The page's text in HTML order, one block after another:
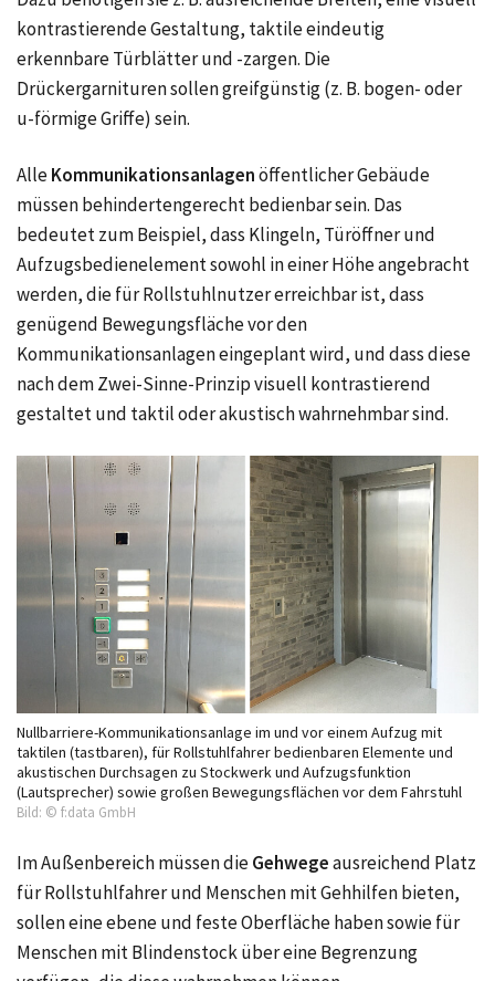
kontrastierende Gestaltung, taktile eindeutig
erkennbare Türblätter und -zargen. Die
Drückergarnituren sollen greifgünstig(z. B. bogen- oder
u-förmige Griffe) sein.
AlleKommunikationsanlagenöffentlicher Gebäude
müssen behindertengerecht bedienbar sein. Das
bedeutet zum Beispiel, dass Klingeln, Türöffner und
Aufzugsbedienelement sowohl in einer Höhe angebracht
werden, die für Rollstuhlnutzer erreichbar ist, dass
genügend Bewegungsfläche vor den
Kommunikationsanlagen eingeplant wird, und dass diese
nach dem Zwei-Sinne-Prinzip visuell kontrastierend
gestaltet und taktil oder akustisch wahrnehmbar sind.
Nullbarriere-Kommunikationsanlage im und vor einem Aufzug mit
taktilen (tastbaren), für Rollstuhlfahrer bedienbaren Elemente und
akustischen Durchsagen zu Stockwerk und Aufzugsfunktion
(Lautsprecher) sowie großen Bewegungsflächen vor dem Fahrstuhl
Bild: © f:data GmbH
Im Außenbereich müssen dieGehwegeausreichend Platz
für Rollstuhlfahrer und Menschen mit Gehhilfen bieten,
sollen eine ebene und feste Oberfläche haben sowie für
Menschen mit Blindenstock über eine Begrenzung